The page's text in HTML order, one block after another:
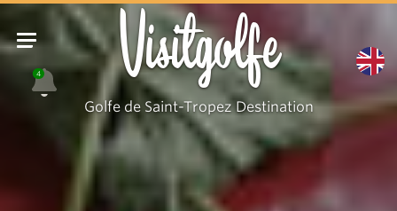
4 Visitgolfe
Golfe de Saint-Tropez Destination